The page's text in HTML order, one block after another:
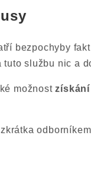
bezpochyby
službu nic a
možnostzískání